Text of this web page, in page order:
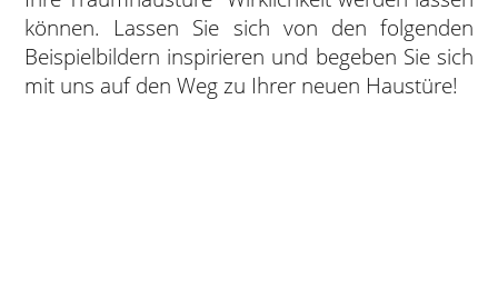
können. Lassen Sie sich von den folgenden
Beispielbildern inspirieren und begeben Sie sich
mit uns auf den Weg zu Ihrer neuen Haustüre!